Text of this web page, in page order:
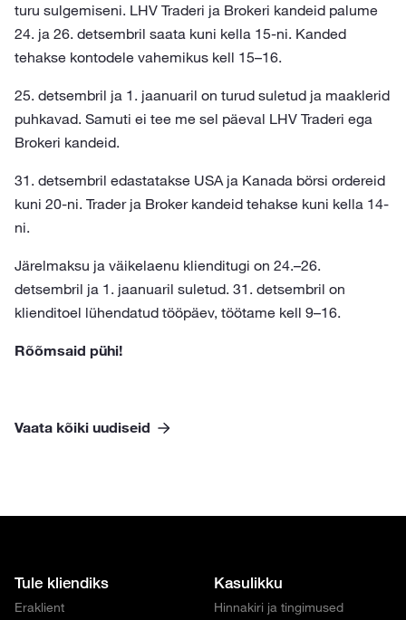
turu sulgemiseni. LHV Traderi ja Brokeri kandeid palume
24. ja 26. detsembril saata kuni kella 15-ni. Kanded
tehakse kontodele vahemikus kell 15–16.
25. detsembril ja 1. jaanuaril on turud suletud ja maaklerid
puhkavad. Samuti ei tee me sel päeval LHV Traderi ega
Brokeri kandeid.
31. detsembril edastatakse USA ja Kanada börsi ordereid
kuni 20-ni. Trader ja Broker kandeid tehakse kuni kella 14-
ni.
Järelmaksu ja väikelaenu klienditugi on 24.–26.
detsembril ja 1. jaanuaril suletud. 31. detsembril on
klienditoel lühendatud tööpäev, töötame kell 9–16.
Rõõmsaid pühi!
Vaata kõiki uudiseid
Tule kliendiks
Eraklient
Kasulikku
Hinnakiri ja tingimused